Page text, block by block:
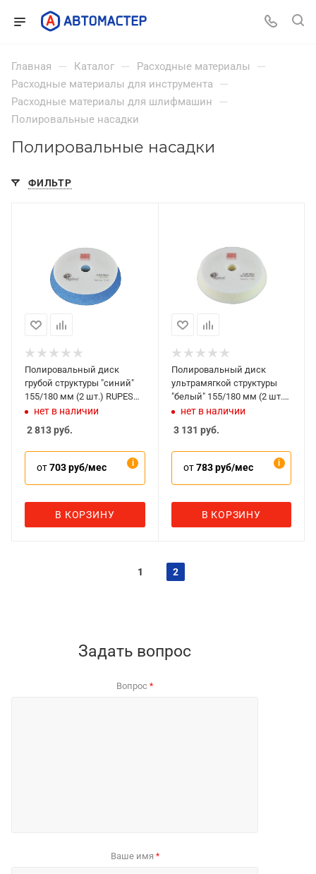
Главная — Каталог — Расходные материалы —
Расходные материалы для инструмента —
Расходные материалы для шлифмашин —
Полировальные насадки
Полировальные насадки
ФИЛЬТР
Полировальный диск
грубой структуры "синий"
155/180 мм (2 шт.) RUPES
9.BF180H/2
нет в наличии
2 813руб.
от703 руб/мес
В КОРЗИНУ
Полировальный диск
ультрамягкой структуры
"белый" 155/180 мм (2 шт.)
RUPES 9.BF180S/2
нет в наличии
3 131 руб.
от783 руб/мес
В КОРЗИНУ
1 2
Задать вопрос
Вопрос *
Ваше имя *